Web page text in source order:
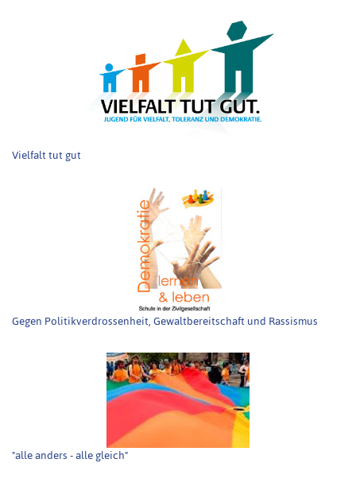
Vielfalt tut gut
Gegen Politikverdrossenheit, Gewaltbereitschaft und Rassismus
"alle anders - alle gleich"